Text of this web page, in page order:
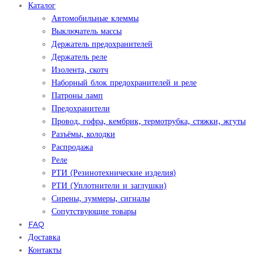
Каталог
Автомобильные клеммы
Выключатель массы
Держатель предохранителей
Держатель реле
Изолента, скотч
Наборный блок предохранителей и реле
Патроны ламп
Предохранители
Провод, гофра, кембрик, термотрубка, стяжки, жгуты
Разъёмы, колодки
Распродажа
Реле
РТИ (Резинотехнические изделия)
РТИ (Уплотнители и заглушки)
Сирены, зуммеры, сигналы
Сопутствующие товары
FAQ
Доставка
Контакты